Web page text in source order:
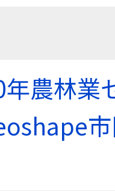
農林業